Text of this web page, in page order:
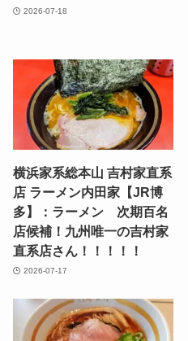
2026-07-18
横浜家系総本山 吉村家直系
店 ラーメン内田家【JR博
多】：ラーメン 次期百名
店候補！九州唯一の吉村家
直系店さん！！！！！
2026-07-17